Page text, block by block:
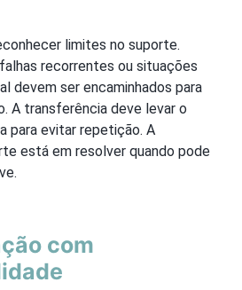
limites no suporte.
recorrentes ou situações
devem ser encaminhados para
A transferência deve levar o
para evitar repetição. A
está em resolver quando pode
com